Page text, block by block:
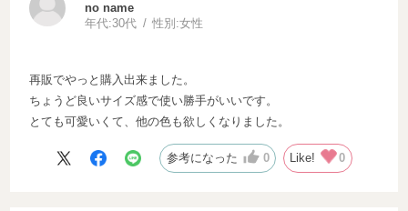
no name
年代:30代 性別:女性
再販でやっと購入出来ました。
ちょうど良いサイズ感で使い勝手がいいです。
とても可愛いくて、他の色も欲しくなりました。
参考になった 0 Like! 0